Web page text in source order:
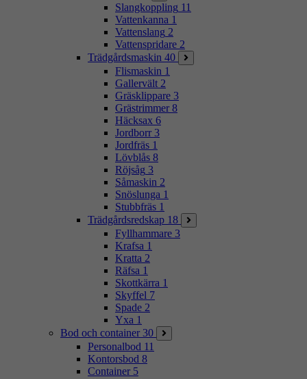
Slangkoppling 11
Vattenkanna 1
Vattenslang 2
Vattenspridare 2
Trädgårdsmaskin 40
Flismaskin 1
Gallervält 2
Gräsklippare 3
Grästrimmer 8
Häcksax 6
Jordborr 3
Jordfräs 1
Lövblås 8
Röjsåg 3
Såmaskin 2
Snöslunga 1
Stubbfräs 1
Trädgårdsredskap 18
Fyllhammare 3
Krafsa 1
Kratta 2
Räfsa 1
Skottkärra 1
Skyffel 7
Spade 2
Yxa 1
Bod och container 30
Personalbod 11
Kontorsbod 8
Container 5